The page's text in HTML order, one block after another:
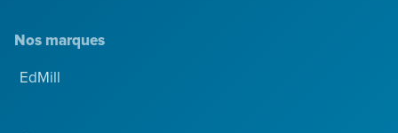
Nos marques
EdMill